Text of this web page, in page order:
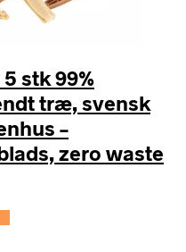
stk 99%
træ, svensk
–
zero waste